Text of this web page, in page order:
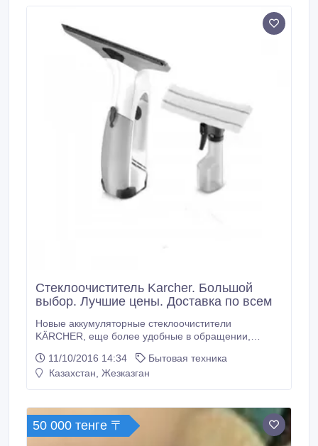
Стеклоочиститель Karcher. Большой
выбор. Лучшие цены. Доставка по всем
Новые аккумуляторные стеклоочистители
KÄRCHER, еще более удобные в обращении,
мойку окон в сравнении с традиционными
способами. Стеклоочиститель KARCHER по ссылке:
всей территории Республики Казахстан.
11/10/2016 14:34
Бытовая техника
Казахстан, Жезказган
50 000 тенге 〒